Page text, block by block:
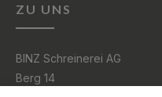
ZU UNS
BINZ Schreinerei AG
Berg 14